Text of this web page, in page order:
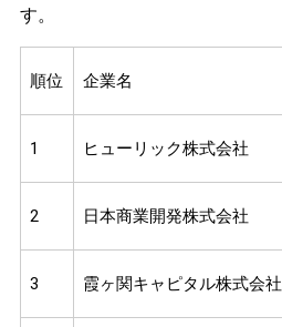
す。
順位 企業名
1 ヒューリック株式会社
2 日本商業開発株式会社
3 霞ヶ関キャピタル株式会社